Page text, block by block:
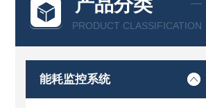
产品分类
PRODUCT CLASSIFICATION
能耗监控系统